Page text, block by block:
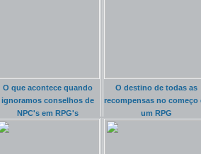
O que acontece quando
ignoramos conselhos de
NPC's em RPG's
O destino de todas as
recompensas no começo
um RPG